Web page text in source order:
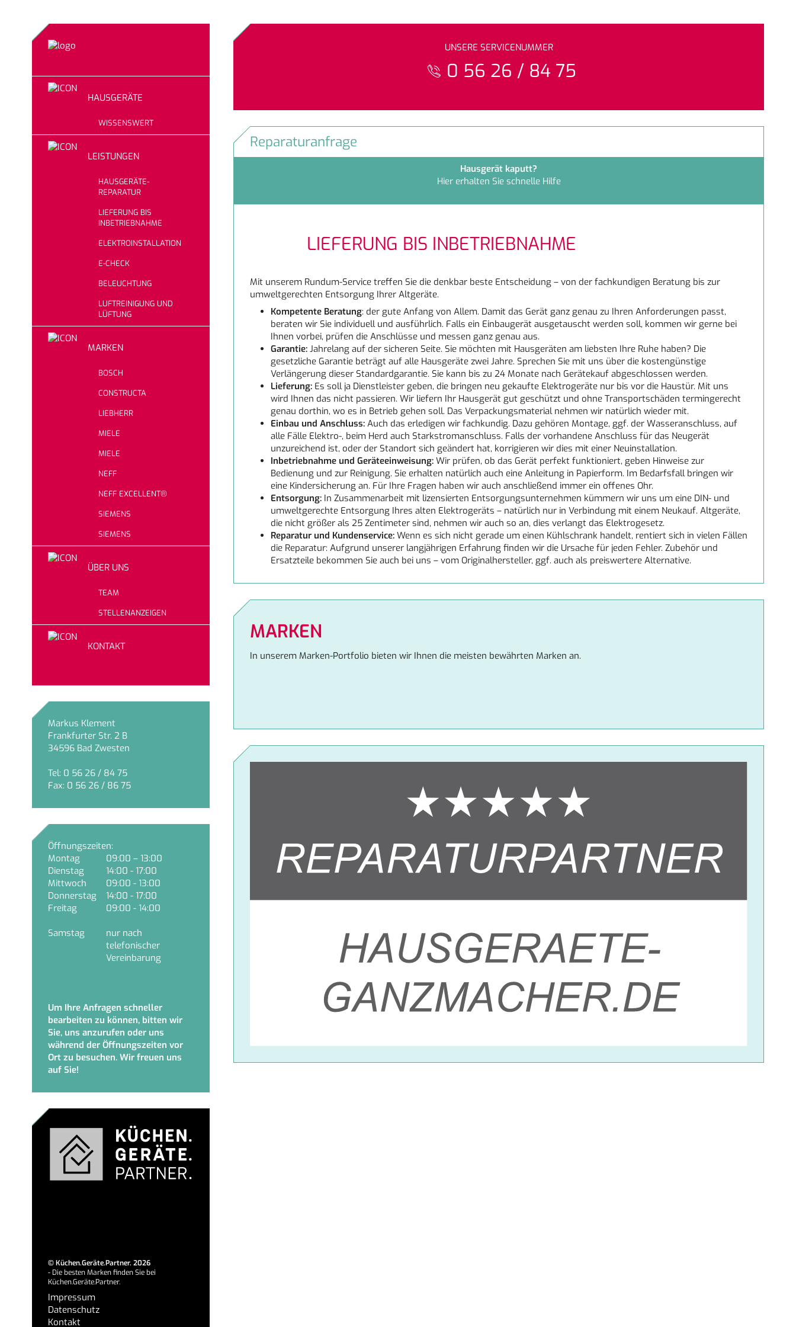
HAUSGERÄTE
WISSENSWERT
LEISTUNGEN
HAUSGERÄTE-
REPARATUR
LIEFERUNG BIS
INBETRIEBNAHME
ELEKTROINSTALLATION
E-CHECK
BELEUCHTUNG
LUFTREINIGUNG UND
LÜFTUNG
MARKEN
BOSCH
CONSTRUCTA
LIEBHERR
MIELE
MIELE
NEFF
NEFF EXCELLENT®
SIEMENS
SIEMENS
ÜBER UNS
TEAM
STELLENANZEIGEN
KONTAKT
Markus Klement
Frankfurter Str. 2 B
34596 Bad Zwesten
Tel: 0 56 26 / 84 75
Fax: 0 56 26 / 86 75
Öffnungszeiten:
Montag
09:00 – 13:00
Dienstag
14:00 - 17:00
Mittwoch
09:00 - 13:00
Donnerstag
14:00 - 17:00
Freitag
09:00 - 14:00
Samstag
nur nach
telefonischer
Vereinbarung
Um Ihre Anfragen schneller
bearbeiten zu können, bitten wir
Sie, uns anzurufen oder uns
während der Öffnungszeiten vor
Ort zu besuchen. Wir freuen uns
auf Sie!
©Küchen.Geräte.Partner. 2026
- Die besten Marken finden Sie bei
Küchen.Geräte.Partner.
Impressum
Datenschutz
Kontakt
UNSERE SERVICENUMMER
0 56 26 / 84 75
Reparaturanfrage
Hausgerät kaputt?
Hier erhalten Sie schnelle Hilfe
LIEFERUNG BIS INBETRIEBNAHME
Mit unserem Rundum-Service treffen Sie die denkbar beste Entscheidung – von der fachkundigen Beratung bis zur
umweltgerechten Entsorgung Ihrer Altgeräte.
Kompetente Beratung: der gute Anfang von Allem. Damit das Gerät ganz genau zu Ihren Anforderungen passt,
beraten wir Sie individuell und ausführlich. Falls ein Einbaugerät ausgetauscht werden soll, kommen wir gerne bei
Ihnen vorbei, prüfen die Anschlüsse und messen ganz genau aus.
Garantie:Jahrelang auf der sicheren Seite. Sie möchten mit Hausgeräten am liebsten Ihre Ruhe haben? Die
gesetzliche Garantie beträgt auf alle Hausgeräte zwei Jahre. Sprechen Sie mit uns über die kostengünstige
Verlängerung dieser Standardgarantie. Sie kann bis zu 24 Monate nach Gerätekauf abgeschlossen werden.
Lieferung:Es soll ja Dienstleister geben, die bringen neu gekaufte Elektrogeräte nur bis vor die Haustür. Mit uns
wird Ihnen das nicht passieren. Wir liefern Ihr Hausgerät gut geschützt und ohne Transportschäden termingerecht
genau dorthin, wo es in Betrieb gehen soll. Das Verpackungsmaterial nehmen wir natürlich wieder mit.
Einbau und Anschluss:Auch das erledigen wir fachkundig. Dazu gehören Montage, ggf. der Wasseranschluss, auf
alle Fälle Elektro-, beim Herd auch Starkstromanschluss. Falls der vorhandene Anschluss für das Neugerät
unzureichend ist, oder der Standort sich geändert hat, korrigieren wir dies mit einer Neuinstallation.
Inbetriebnahme und Geräteeinweisung:Wir prüfen, ob das Gerät perfekt funktioniert, geben Hinweise zur
Bedienung und zur Reinigung. Sie erhalten natürlich auch eine Anleitung in Papierform. Im Bedarfsfall bringen wir
eine Kindersicherung an. Für Ihre Fragen haben wir auch anschließend immer ein offenes Ohr.
Entsorgung:In Zusammenarbeit mit lizensierten Entsorgungsunternehmen kümmern wir uns um eine DIN- und
umweltgerechte Entsorgung Ihres alten Elektrogeräts – natürlich nur in Verbindung mit einem Neukauf. Altgeräte,
die nicht größer als 25 Zentimeter sind, nehmen wir auch so an, dies verlangt das Elektrogesetz.
Reparatur und Kundenservice:Wenn es sich nicht gerade um einen Kühlschrank handelt, rentiert sich in vielen Fällen
die Reparatur: Aufgrund unserer langjährigen Erfahrung finden wir die Ursache für jeden Fehler. Zubehör und
Ersatzteile bekommen Sie auch bei uns – vom Originalhersteller, ggf. auch als preiswertere Alternative.
MARKEN
In unserem Marken-Portfolio bieten wir Ihnen die meisten bewährten Marken an.